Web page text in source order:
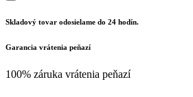
Skladový tovar odosielame do 24 hodín.
Garancia vrátenia peňazí
100% záruka vrátenia peňazí